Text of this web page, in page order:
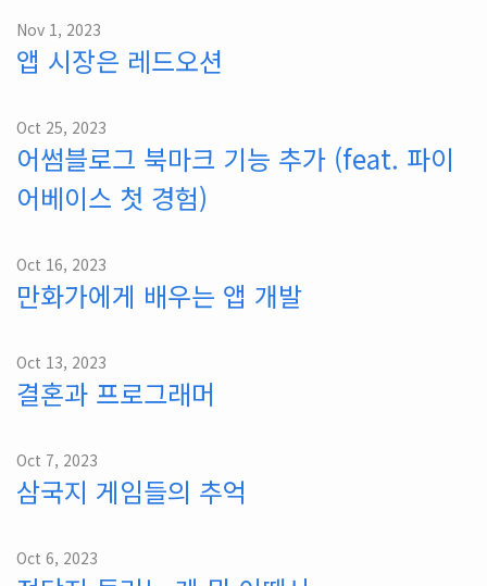
Nov 1, 2023
앱 시장은 레드오션
Oct 25, 2023
어썸블로그 북마크 기능 추가 (feat. 파이
어베이스 첫 경험)
Oct 16, 2023
만화가에게 배우는 앱 개발
Oct 13, 2023
결혼과 프로그래머
Oct 7, 2023
삼국지 게임들의 추억
Oct 6, 2023